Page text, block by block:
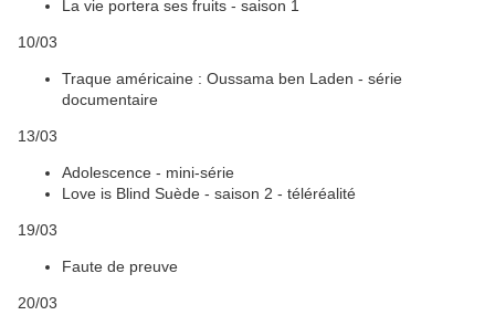
La vie portera ses fruits - saison 1
10/03
Traque américaine : Oussama ben Laden - série
documentaire
13/03
Adolescence - mini-série
Love is Blind Suède - saison 2 - téléréalité
19/03
Faute de preuve
20/03